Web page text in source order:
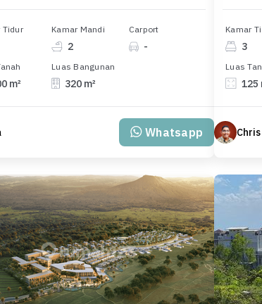
Tidur Kamar Mandi
2
Carport
-
m²
Luas Bangunan
320 m²
Whatsapp
Kamar
3
Luas
125